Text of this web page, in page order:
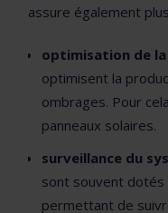
assure également
optimisation de
optimisent la
ombrages. Pour
panneaux solaires.
surveillance du
sont souvent
permettant de